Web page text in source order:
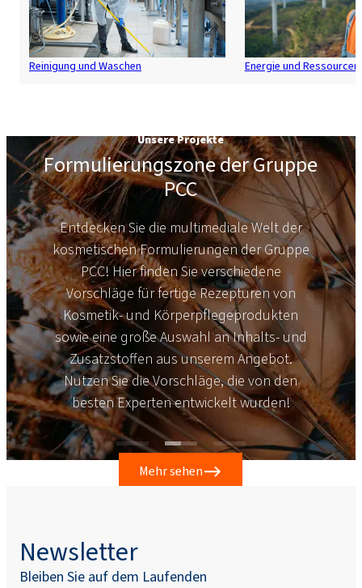
Reinigung und Waschen Energie und Ressourcen
Unsere Projekte
Formulierungszone der Gruppe
PCC
Entdecken Sie die multimediale Welt der
kosmetischen Formulierungen der Gruppe
PCC! Hier finden Sie verschiedene
Vorschläge für fertige Rezepturen von
Kosmetik- und Körperpflegeprodukten
sowie eine große Auswahl an Inhalts- und
Zusatzstoffen aus unserem Angebot.
Nutzen Sie die Vorschläge, die von den
besten Experten entwickelt wurden!
Mehr sehen
Newsletter
Bleiben Sie auf dem Laufenden